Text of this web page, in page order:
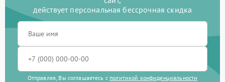
Ремонт зарядной станции 400 рублей
Восстановление после
попадания влаги
Замена водяной помпы
действует персональная бессрочная скидка
Отправляя, Вы соглашаетесь с политикой конфиденциальности